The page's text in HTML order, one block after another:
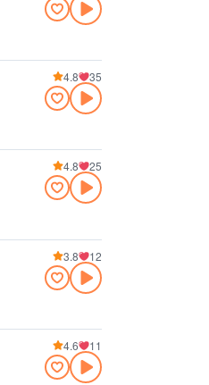
4.8 35
4.8 25
3.8 12
4.6 11